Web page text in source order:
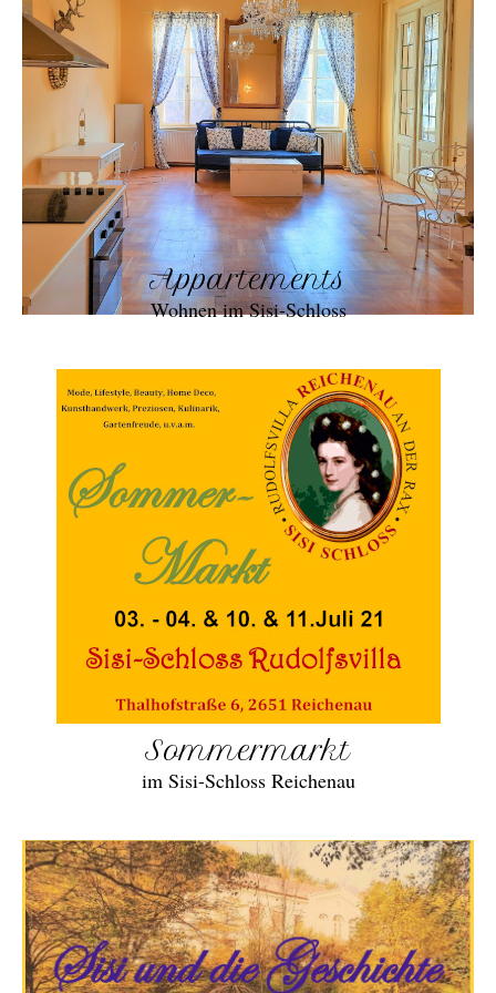
Appartements
Wohnen im Sisi-Schloss
Sommermarkt
im Sisi-Schloss Reichenau